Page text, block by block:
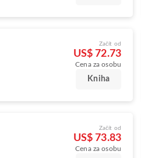
Začít od
US$ 72.73
Cena za osobu
Kniha
Začít od
US$ 73.83
Cena za osobu